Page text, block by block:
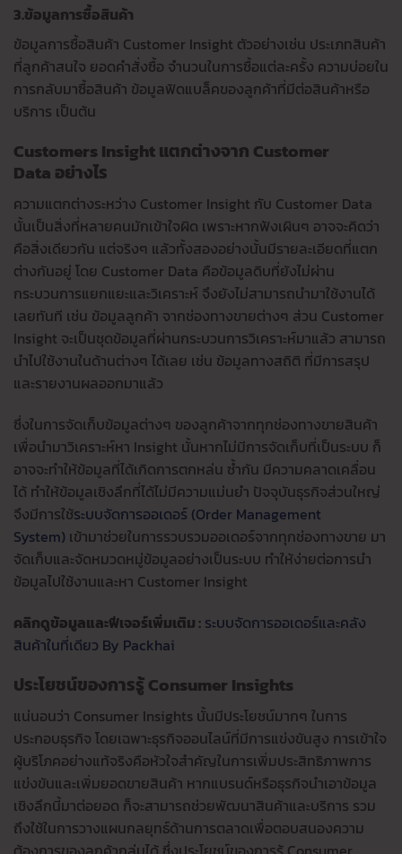
3.ข้อมูลการซื้อสินค้า
ข้อมูลการซื้อสินค้า Customer Insight ตัวอย่างเช่น ประเภทสินค้า
ที่ลูกค้าสนใจ ยอดคำสั่งซื้อ จำนวนในการซื้อแต่ละครั้ง ความบ่อยใน
การกลับมาซื้อสินค้า ข้อมูลฟิดแบล็คของลูกค้าที่มีต่อสินค้าหรือ
บริการ เป็นต้น
Customers Insightแตกต่างจาก Customer
Data อย่างไร
ความแตกต่างระหว่าง Customer Insight กับ Customer Data
นั้นเป็นสิ่งที่หลายคนมักเข้าใจผิด เพราะหากฟังเผินๆ อาจจะคิดว่า
คือสิ่งเดียวกัน แต่จริงๆ แล้วทั้งสองอย่างนั้นมีรายละเอียดที่แตก
ต่างกันอยู่ โดย Customer Data คือข้อมูลดิบที่ยังไม่ผ่าน
กระบวนการแยกแยะและวิเคราะห์ จึงยังไม่สามารถนำมาใช้งานได้
เลยทันที เช่น ข้อมูลลูกค้า จากช่องทางขายต่างๆ ส่วน Customer
Insight จะเป็นชุดข้อมูลที่ผ่านกระบวนการวิเคราะห์มาแล้ว สามารถ
นำไปใช้งานในด้านต่างๆ ได้เลย เช่น ข้อมูลทางสถิติ ที่มีการสรุป
และรายงานผลออกมาแล้ว
ซึ่งในการจัดเก็บข้อมูลต่างๆ ของลูกค้าจากทุกช่องทางขายสินค้า
เพื่อนำมาวิเคราะห์หา Insight นั้นหากไม่มีการจัดเก็บที่เป็นระบบ ก็
อาจจะทำให้ข้อมูลที่ได้เกิดการตกหล่น ซ้ำกัน มีความคลาดเคลื่อน
ได้ ทำให้ข้อมูลเชิงลึกที่ได้ไม่มีความแม่นยำ ปัจจุบันธุรกิจส่วนใหญ่
จึงมีการใช้ระบบจัดการออเดอร์ (Order Management
System) เข้ามาช่วยในการรวบรวมออเดอร์จากทุกช่องทางขาย มา
จัดเก็บและจัดหมวดหมู่ข้อมูลอย่างเป็นระบบ ทำให้ง่ายต่อการนำ
ข้อมูลไปใช้งานและหา Customer Insight
คลิกดูข้อมูลและฟีเจอร์เพิ่มเติม : ระบบจัดการออเดอร์และคลัง
สินค้าในที่เดียว By Packhai
ประโยชน์ของการรู้Consumer Insights
แน่นอนว่า Consumer Insights นั้นมีประโยชน์มากๆ ในการ
ประกอบธุรกิจ โดยเฉพาะธุรกิจออนไลน์ที่มีการแข่งขันสูง การเข้าใจ
ผู้บริโภคอย่างแท้จริงคือหัวใจสำคัญในการเพิ่มประสิทธิภาพการ
แข่งขันและเพิ่มยอดขายสินค้า หากแบรนด์หรือธุรกิจนำเอาข้อมูล
เชิงลึกนี้มาต่อยอด ก็จะสามารถช่วยพัฒนาสินค้าและบริการ รวม
ถึงใช้ในการวางแผนกลยุทธ์ด้านการตลาดเพื่อตอบสนองความ